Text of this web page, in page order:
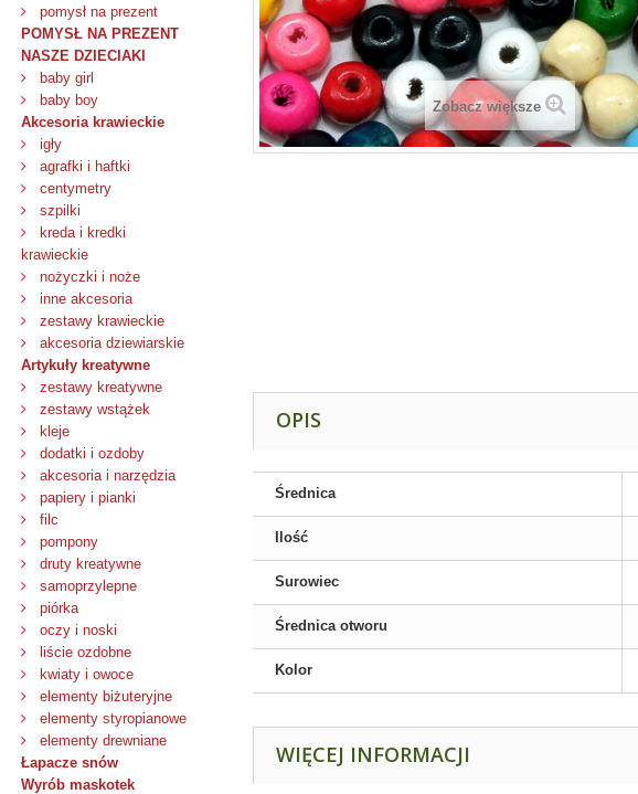
pomysł na prezent
POMYSŁ NA PREZENT
NASZE DZIECIAKI
baby girl
baby boy
Akcesoria krawieckie
igły
agrafki i haftki
centymetry
szpilki
kreda i kredki
krawieckie
nożyczki i noże
inne akcesoria
zestawy krawieckie
akcesoria dziewiarskie
Artykuły kreatywne
zestawy kreatywne
zestawy wstążek
kleje
dodatki i ozdoby
akcesoria i narzędzia
papiery i pianki
filc
pompony
druty kreatywne
samoprzylepne
piórka
oczy i noski
liście ozdobne
kwiaty i owoce
elementy biżuteryjne
elementy styropianowe
elementy drewniane
Łapacze snów
Wyrób maskotek
Zobacz większe
OPIS
Średnica
Ilość
Surowiec
Średnica otworu
Kolor
WIĘCEJ INFORMACJI